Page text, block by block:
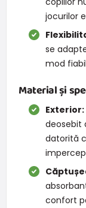
jocurilor
se
mod
Material și
Exterior:
deosebit
datorită
confort